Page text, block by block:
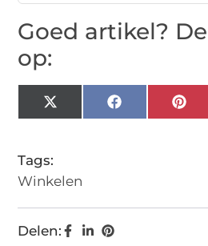
Goed artikel?
op:
X
(Twitter)
Facebook
Tags:
Winkelen
Delen: